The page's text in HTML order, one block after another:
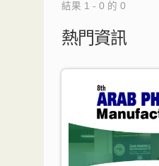
結果 1 - 0 的 0
熱門資訊